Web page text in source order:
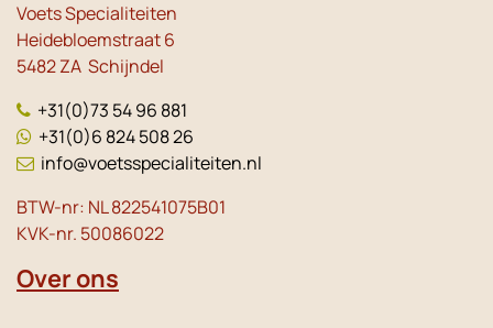
Voets Specialiteiten
Heidebloemstraat 6
5482 ZA Schijndel
+31(0)73 54 96 881
+31(0)6 824 508 26
info@voetsspecialiteiten.nl
BTW-nr: NL 822541075B01
KVK-nr. 50086022
Over ons